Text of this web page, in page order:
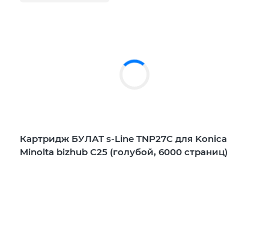
Картридж БУЛАТ s-Line TNP27C для Konica
Minolta bizhub C25 (голубой, 6000 страниц)